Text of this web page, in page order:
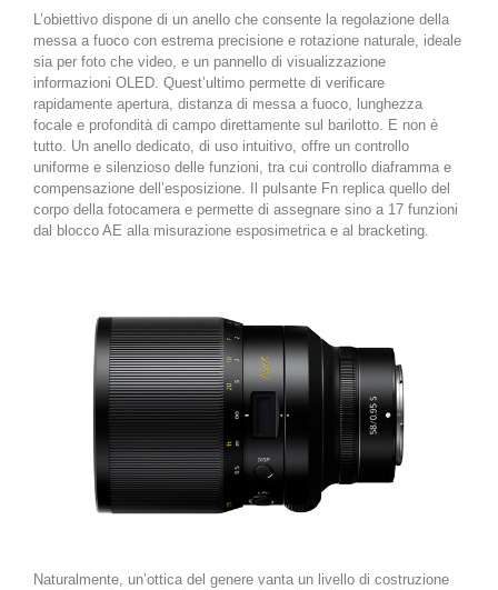
L’obiettivo dispone di un anello che consente la regolazione della
messa a fuoco con estrema precisione e rotazione naturale, ideale
sia per foto che video, e un pannello di visualizzazione
informazioni OLED. Quest’ultimo permette di verificare
rapidamente apertura, distanza di messa a fuoco, lunghezza
focale e profondità di campo direttamente sul barilotto. E non è
tutto. Un anello dedicato, di uso intuitivo, offre un controllo
uniforme e silenzioso delle funzioni, tra cui controllo diaframma e
compensazione dell’esposizione. Il pulsante Fn replica quello del
corpo della fotocamera e permette di assegnare sino a 17 funzioni
dal blocco AE alla misurazione esposimetrica e al bracketing.
Naturalmente, un’ottica del genere vanta un livello di costruzione